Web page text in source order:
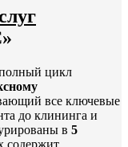
цикл
все ключевые
до клининга и
в 5